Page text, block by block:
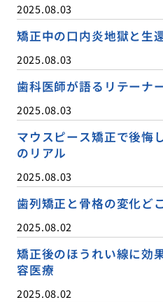
2025.08.03
矯正中の口内炎地獄と生
2025.08.03
歯科医師が語るリテーナ
2025.08.03
マウスピース矯正で後悔
のリアル
2025.08.03
歯列矯正と骨格の変化ど
2025.08.02
矯正後のほうれい線に効
容医療
2025.08.02